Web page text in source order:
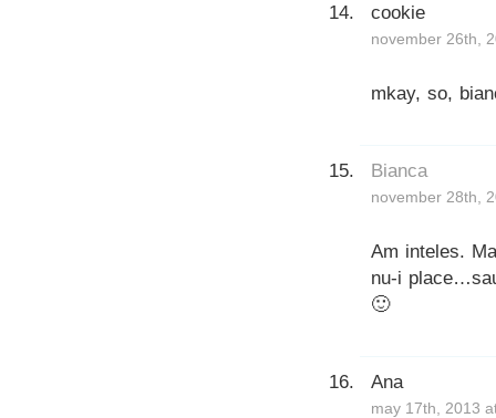
cookie
november 26th,
mkay, so,
Bianca
november 28th,
Am inteles.
nu-i
🙂
Ana
may 17th, 2013